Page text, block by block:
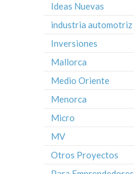
Ideas Nuevas
industria automotriz
Inversiones
Mallorca
Medio Oriente
Menorca
Micro
MV
Otros Proyectos